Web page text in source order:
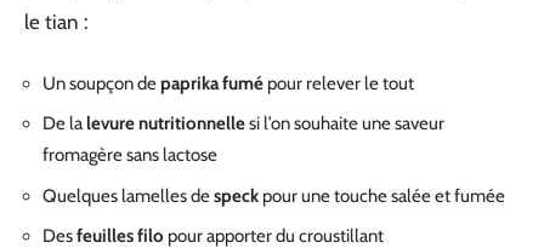
le tian :
Un soupçon depaprika fumé pour relever le tout
De lalevure nutritionnellesi l’on souhaite une saveur
fromagère sans lactose
Quelques lamelles despeck pour une touche salée et fumée
Desfeuilles filo pour apporter du croustillant